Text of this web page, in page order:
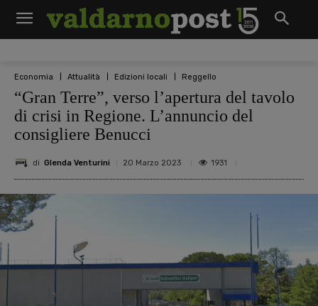
Economia Attualità Edizioni locali Reggello
“Gran Terre”, verso l’apertura del tavolo
di crisi in Regione. L’annuncio del
consigliere Benucci
di Glenda Venturini 20 Marzo 2023 1931